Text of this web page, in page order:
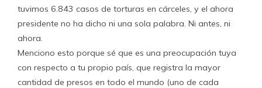
tuvimos 6.843 casos de torturas en cárceles, y el ahora
presidente no ha dicho ni una sola palabra. Ni antes, ni
ahora.
Menciono esto porque sé que es una preocupación tuya
con respecto a tu propio país, que registra la mayor
cantidad de presos en todo el mundo (uno de cada